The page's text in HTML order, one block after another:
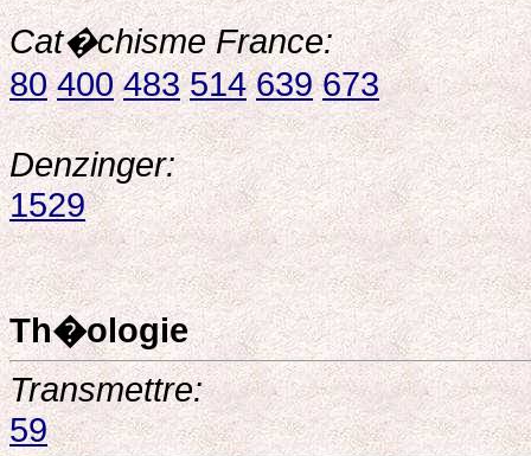
Cat�chisme France:
80 400 483 514 639 673
Denzinger:
1529
Th�ologie
Transmettre:
59